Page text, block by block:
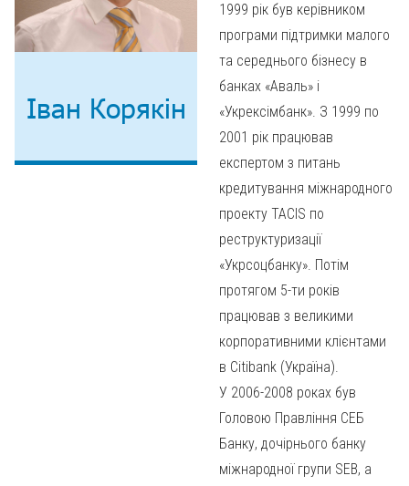
Іван Корякін
1999 рік був керівником
програми підтримки малого
та середнього бізнесу в
банках «Аваль» і
«Укрексімбанк». З 1999 по
2001 рік працював
експертом з питань
кредитування міжнародного
проекту TACIS по
реструктуризації
«Укрсоцбанку». Потім
протягом 5-ти років
працював з великими
корпоративними клієнтами
в Citibank (Україна).
У 2006-2008 роках був
Головою Правління СЕБ
Банку, дочірнього банку
міжнародної групи SEB, а